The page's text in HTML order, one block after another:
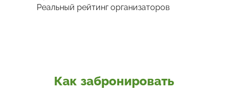
Реальный рейтинг организаторов
Как забронировать